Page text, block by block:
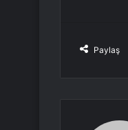
Paylaş